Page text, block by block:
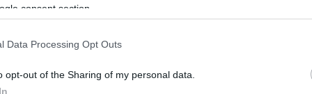
consent section.
Data Processing Opt Outs
opt-out of the Sharing of my personal data.
είναι ακόμη πιο κοντά στην 13η θέση.
τη Super League θεωρείται δεδομένος, ειδικά μετά